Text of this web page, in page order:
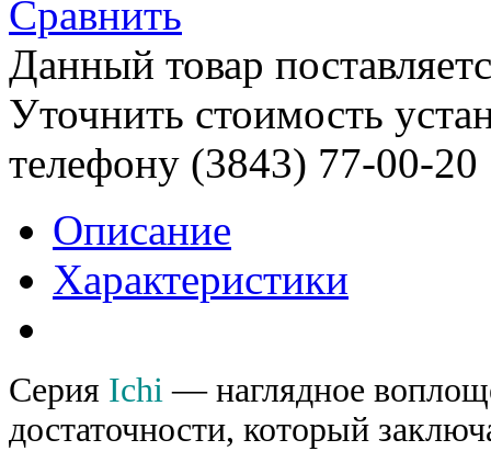
Сравнить
Данный товар
Уточнить стоимость
телефону (3843) 77-00-20
Описание
Характеристики
Серия Ichi— наглядное
достаточности, который